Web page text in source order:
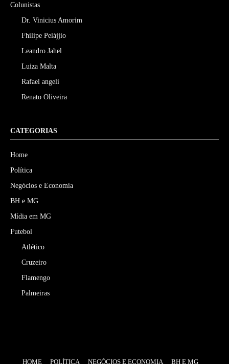
Colunistas
Dr. Vinicius Amorim
Fhilipe Pelájjio
Leandro Jahel
Luiza Malta
Rafael angeli
Renato Oliveira
CATEGORIAS
Home
Política
Negócios e Economia
BH e MG
Mídia em MG
Futebol
Atlético
Cruzeiro
Flamengo
Palmeiras
HOME POLÍTICA NEGÓCIOS E ECONOMIA BH E MG